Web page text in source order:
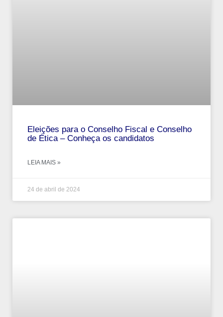
Eleições para o Conselho Fiscal e Conselho
de Ética – Conheça os candidatos
LEIA MAIS »
24 de abril de 2024